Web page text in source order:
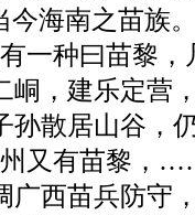
今海南之苗族
一种曰苗黎
峒，建乐定营
孙散居山谷，
州又有苗黎，
广西苗兵防守